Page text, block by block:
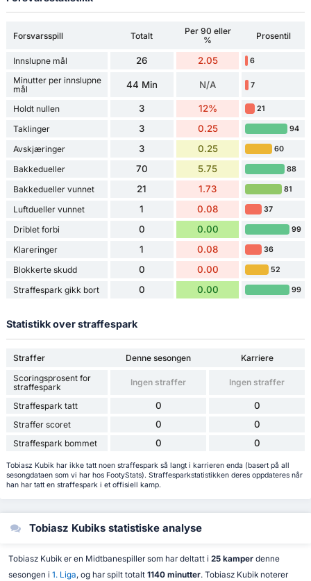
Forsvarsspill Totalt
Per 90 eller
%
Prosentil
Innslupne mål 26 2.05 6
Minutter per innslupne
mål
44 Min N/A 7
Holdt nullen 3 12% 21
Taklinger 3 0.25 94
Avskjæringer 3 0.25 60
Bakkedueller 70 5.75 88
Bakkedueller vunnet 21 1.73 81
Luftdueller vunnet 1 0.08 37
Driblet forbi 0 0.00 99
Klareringer 1 0.08 36
Blokkerte skudd 0 0.00 52
Straffespark gikk bort 0 0.00 99
Statistikk over straffespark
Straffer Denne sesongen
Karriere
Scoringsprosent for
straffespark
Ingen straffer Ingen straffer
Straffespark tatt 0 0
Straffer scoret 0 0
Straffespark bommet 0 0
Tobiasz Kubik har ikke tatt noen straffespark så langt i karrieren enda (basert på all
sesongdataen som vi har hos FootyStats). Straffesparkstatistikken deres oppdateres når
han har tatt en straffespark i et offisiell kamp.
Tobiasz Kubiks statistiske analyse
Tobiasz Kubik er en Midtbanespiller som har deltatt i 25 kamperdenne
sesongen i 1. Liga, og har spilt totalt 1140 minutter. Tobiasz Kubik noterer